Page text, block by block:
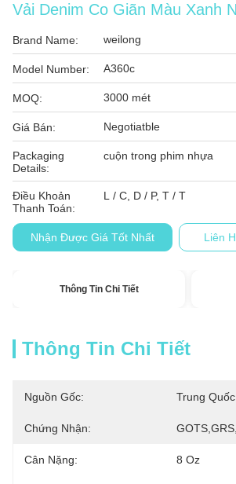
Vải Denim Co Giãn Màu Xanh
Brand Name: weilong
Model Number: A360c
MOQ: 3000 mét
Giá Bán: Negotiatble
Packaging
Details:
cuộn trong phim nhựa
Điều Khoản
Thanh Toán:
L / C, D / P, T / T
Nhận Được Giá Tốt Nhất Liên
Thông Tin Chi Tiết
Thông Tin Chi Tiết
Nguồn Gốc: Trung Quốc
Chứng Nhận:
Cân Nặng: 8 Oz